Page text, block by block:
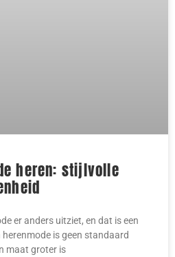
heren: stijlvolle
er anders uitziet, en dat is een
is geen standaard
maat groter is